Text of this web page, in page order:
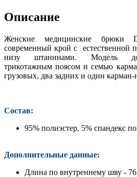
Описание
Женские медицинские брюки
современный крой с естественной
низу штанинами. Модель
трикотажным поясом и семью
грузовых, два задних и один
Состав:
95% полиэстер, 5% спандекс
Дополнительные данные:
Длина по внутреннему шву -